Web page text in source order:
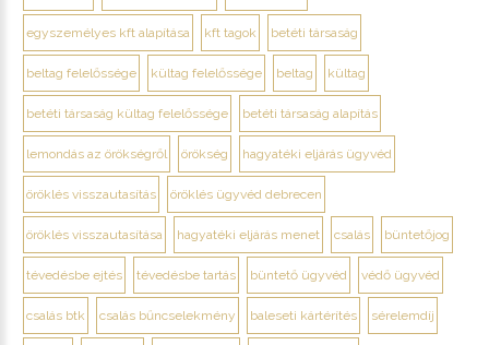
egyszemélyes kft alapítása kft tagok betéti társaság
beltag felelőssége kültag felelőssége beltag kültag
betéti társaság kültag felelőssége betéti társaság alapítás
lemondás az örökségről örökség hagyatéki eljárás ügyvéd
öröklés visszautasítás öröklés ügyvéd debrecen
öröklés visszautasítása hagyatéki eljárás menet csalás büntetőjog
tévedésbe ejtés tévedésbe tartás büntető ügyvéd védő ügyvéd
csalás btk csalás bűncselekmény baleseti kártérítés sérelemdíj